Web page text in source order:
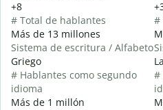
+8
# Total de hablantes
Más de 13 millones
Sistema de escritura / Alfabeto
Griego
# Hablantes como segundo
idioma
Más de 1 millón
#
#